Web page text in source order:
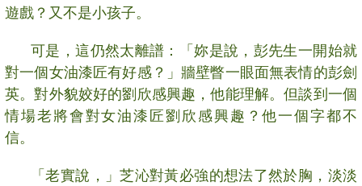
遊戲？又不是小孩子。
可是，這仍然太離譜：「妳是說，彭先生一開始就
對一個女油漆匠有好感？」牆壁瞥一眼面無表情的彭劍
英。對外貌姣好的劉欣感興趣，他能理解。但談到一個
情場老將會對女油漆匠劉欣感興趣？他一個字都不
信。
「老實說，」芝沁對黃必強的想法了然於胸，淡淡